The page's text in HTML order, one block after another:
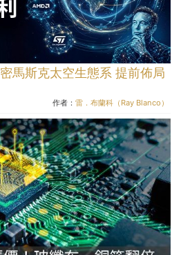
馬斯克太空生態系 提前佈局
作者： 雷．布蘭科（Ray Blanco）